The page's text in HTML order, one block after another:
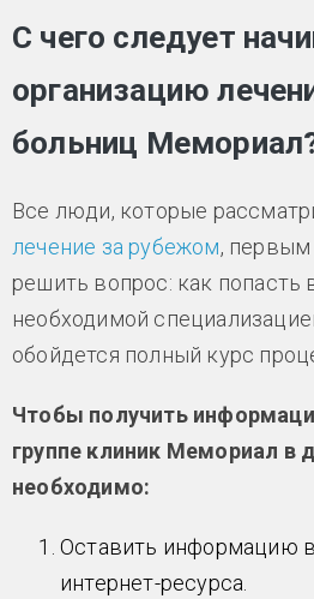
С чего следует
организацию
больниц
Все люди, которые
лечение за рубежом,
решить вопрос: как попасть
необходимой
обойдется полный курс
Чтобы получить
группе клиник Мемориал в
необходимо:
Оставить информацию
интернет-ресурса.